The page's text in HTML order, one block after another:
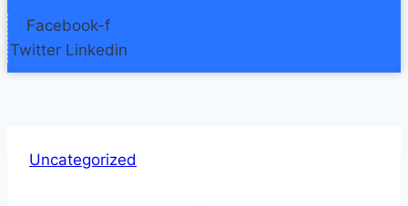
Facebook-f
Twitter Linkedin
Uncategorized